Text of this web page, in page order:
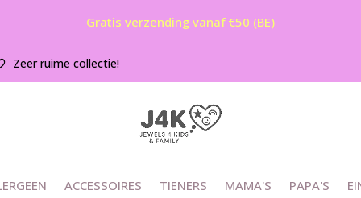
ACCESSOIRES TIENERS MAMA'S PAPA'S
Zeer ruime collectie!
Gratis verzending vanaf €50 (BE)